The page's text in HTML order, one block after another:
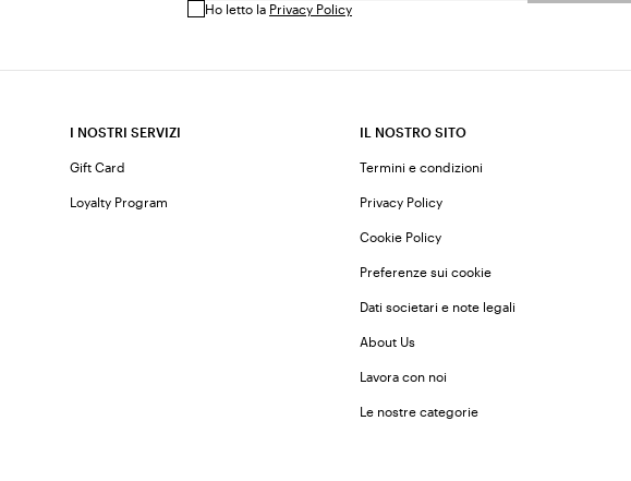
Ho letto la Privacy Policy
I NOSTRI SERVIZI
Gift Card
Loyalty Program
IL NOSTRO SITO
Termini e condizioni
Privacy Policy
Cookie Policy
Preferenze sui cookie
Dati societari e note legali
About Us
Lavora con noi
Le nostre categorie